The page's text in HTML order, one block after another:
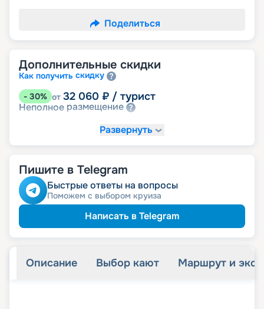
Поделиться
Дополнительные скидки
Как получить скидку
- 30% от 32 060 ₽ / турист
Неполное размещение
Развернуть
Пишите в Telegram
Быстрые ответы на вопросы
Поможем с выбором круиза
Написать в Telegram
Описание Выбор кают Маршрут и